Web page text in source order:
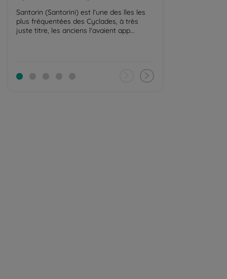
Santorin (Santorini) est l'une des îles les
plus fréquentées des Cyclades, à très
juste titre, les anciens l'avaient app...